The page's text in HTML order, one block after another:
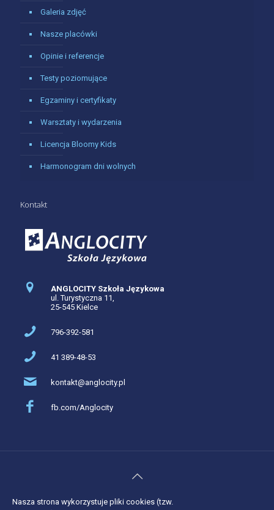
Galeria zdjęć
Nasze placówki
Opinie i referencje
Testy poziomujące
Egzaminy i certyfikaty
Warsztaty i wydarzenia
Licencja Bloomy Kids
Harmonogram dni wolnych
Kontakt
ANGLOCITY Szkoła Językowa
ul. Turystyczna 11,
25-545 Kielce
796-392-581
41 389-48-53
kontakt@anglocity.pl
fb.com/Anglocity
Wszelkie kopiowanie zabronione. Copyright © 2007-2026
Nasza strona wykorzystuje pliki cookies (tzw.